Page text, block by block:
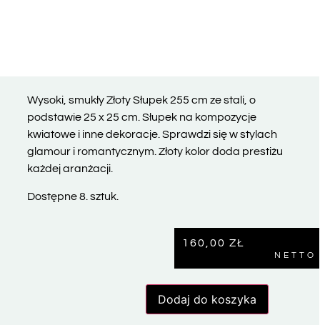
Wysoki, smukły Złoty Słupek 255 cm ze stali, o
podstawie 25 x 25 cm. Słupek na kompozycje
kwiatowe i inne dekoracje. Sprawdzi się w stylach
glamour i romantycznym. Złoty kolor doda prestiżu
każdej aranżacji.
Dostępne 8. sztuk.
160,00 ZŁ
NETTO
Dodaj do koszyka